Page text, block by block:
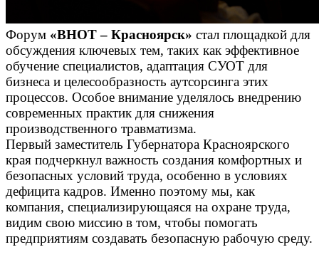
Форум «ВНОТ – Красноярск» стал площадкой для
обсуждения ключевых тем, таких как эффективное
обучение специалистов, адаптация СУОТ для
бизнеса и целесообразность аутсорсинга этих
процессов. Особое внимание уделялось внедрению
современных практик для снижения
производственного травматизма.
Первый заместитель Губернатора Красноярского
края подчеркнул важность создания комфортных и
безопасных условий труда, особенно в условиях
дефицита кадров. Именно поэтому мы, как
компания, специализирующаяся на охране труда,
видим свою миссию в том, чтобы помогать
предприятиям создавать безопасную рабочую среду.